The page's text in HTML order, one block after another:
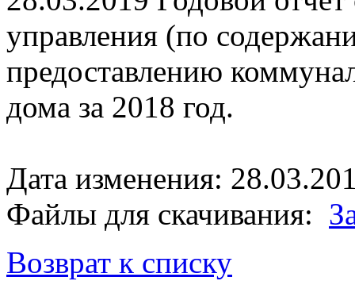
управления (по
предоставлению
дома за 2018 год.
Дата изменения:
Файлы для скачивания:
Возврат к списку